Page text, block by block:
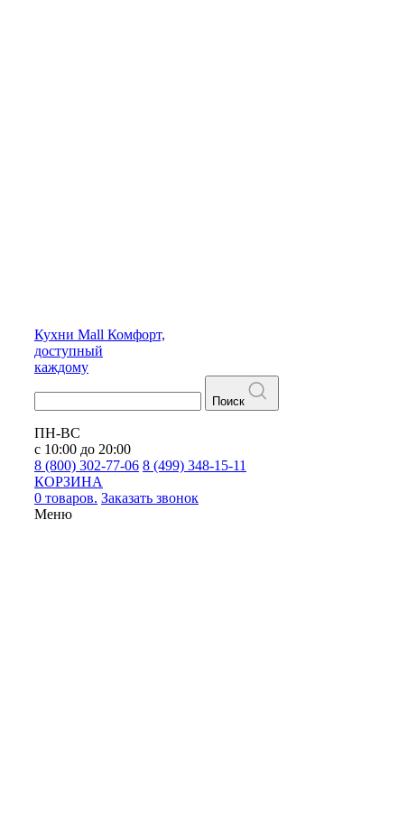
Кухни Mall Комфорт,
доступный
каждому
Поиск
ПН-ВС
с 10:00 до 20:00
8 (800) 302-77-06 8 (499) 348-15-11
КОРЗИНА
0 товаров. Заказать звонок
Меню